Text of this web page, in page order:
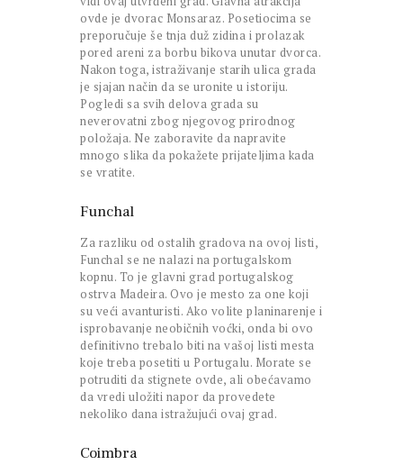
ovde je dvorac Monsaraz. Posetiocima se
preporučuje še tnja duž zidina i prolazak
pored areni za borbu bikova unutar dvorca.
Nakon toga, istraživanje starih ulica grada
je sjajan način da se uronite u istoriju.
Pogledi sa svih delova grada su
neverovatni zbog njegovog prirodnog
položaja. Ne zaboravite da napravite
mnogo slika da pokažete prijateljima kada
se vratite.
Funchal
Za razliku od ostalih gradova na ovoj listi,
Funchal se ne nalazi na portugalskom
kopnu. To je glavni grad portugalskog
ostrva Madeira. Ovo je mesto za one koji
su veći avanturisti. Ako volite planinarenje i
isprobavanje neobičnih voćki, onda bi ovo
definitivno trebalo biti na vašoj listi mesta
koje treba posetiti u Portugalu. Morate se
potruditi da stignete ovde, ali obećavamo
da vredi uložiti napor da provedete
nekoliko dana istražujući ovaj grad.
Coimbra